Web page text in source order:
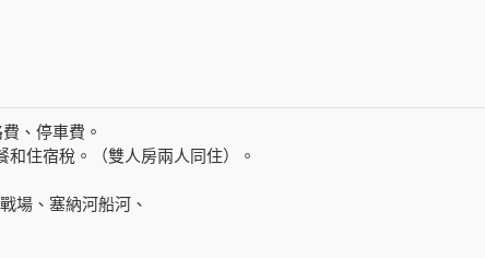
、停車費。
住宿稅。（雙人房兩人同住）。
場、塞納河船河、